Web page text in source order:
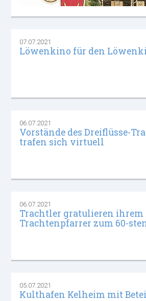
07.07.2021
Löwenkino für den
06.07.2021
Vorstände des Dreiflüsse-
trafen sich virtuell
06.07.2021
Trachtler gratulieren ihrem
Trachtenpfarrer zum 60-
05.07.2021
Kulthafen Kelheim mit